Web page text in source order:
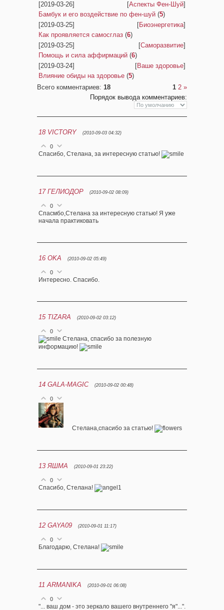
[2019-03-26]
[Аспекты Фен-Шуй]
Бамбук и его воздействие по фен-шуй (5)
[2019-03-25]
[Биоэнергетика]
Как проявляется самосглаз (6)
[2019-03-25]
[Саморазвитие]
Помощь и сила аффирмаций (6)
[2019-03-24]
[Ваше здоровье]
Влияние обиды на здоровье (5)
Всего комментариев: 18 1 2 »
Порядок вывода комментариев:
18 VICTORY (2010-09-03 04:32)
0
Спасибо, Стелана, за интересную статью!
17 ГЕЛИОДОР (2010-09-02 08:09)
0
Спасмбо,Стелана за интересную статью! Я уже
начала практиковать
16 OKA (2010-09-02 05:49)
0
Интересно. Спасибо.
15 TIZARA (2010-09-02 03:12)
0
Стелана, спасибо за полезную
информацию!
14 GALA-MAGIC (2010-09-02 00:48)
0
Стелана,спасибо за статью!
13 ЯШМА (2010-09-01 23:22)
0
Спасибо, Стелана!
12 GAYA09 (2010-09-01 11:17)
0
Благодарю, Стелана!
11 ARMANIKA (2010-09-01 06:08)
0
"... ваш дом - это зеркало вашего внутреннего "я"...".